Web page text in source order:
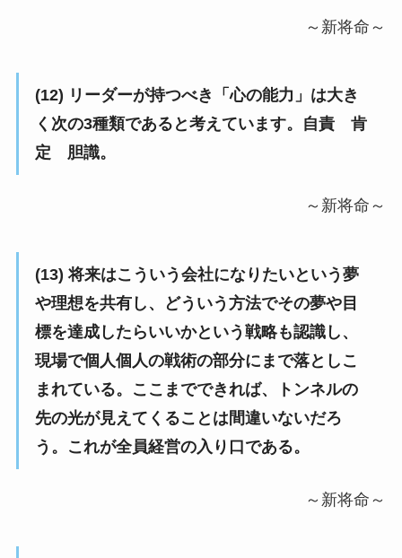
～新将命～
(12) リーダーが持つべき「心の能力」は大き
く次の3種類であると考えています。自責 肯
定 胆識。
～新将命～
(13) 将来はこういう会社になりたいという夢
や理想を共有し、どういう方法でその夢や目
標を達成したらいいかという戦略も認識し、
現場で個人個人の戦術の部分にまで落としこ
まれている。ここまでできれば、トンネルの
先の光が見えてくることは間違いないだろ
う。これが全員経営の入り口である。
～新将命～